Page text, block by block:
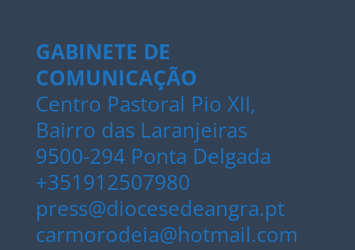
GABINETE DE
COMUNICAÇÃO
Centro Pastoral Pio XII,
Bairro das Laranjeiras
9500-294 Ponta Delgada
+351912507980
press@diocesedeangra.pt
carmorodeia@hotmail.com